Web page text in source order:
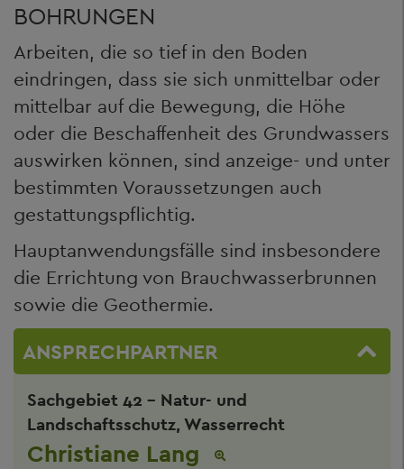
BOHRUNGEN
Arbeiten, die so tief in den Boden
eindringen, dass sie sich unmittelbar oder
mittelbar auf die Bewegung, die Höhe
oder die Beschaffenheit des Grundwassers
auswirken können, sind anzeige- und unter
bestimmten Voraussetzungen auch
gestattungspflichtig.
Hauptanwendungsfälle sind insbesondere
die Errichtung von Brauchwasserbrunnen
sowie die Geothermie.
ANSPRECHPARTNER
Sachgebiet 42 - Natur- und
Landschaftsschutz, Wasserrecht
Christiane Lang